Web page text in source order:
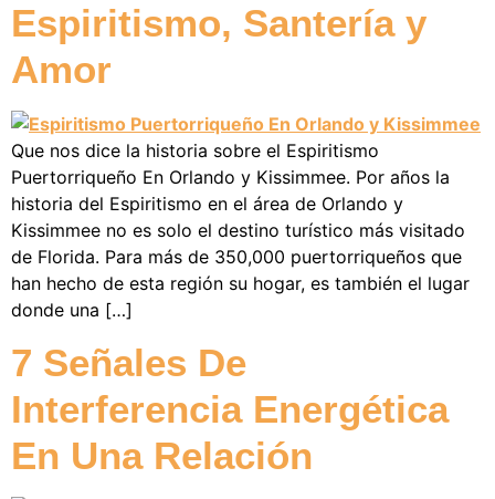
Espiritismo, Santería y
Amor
Que nos dice la historia sobre el Espiritismo
Puertorriqueño En Orlando y Kissimmee. Por años la
historia del Espiritismo en el área de Orlando y
Kissimmee no es solo el destino turístico más visitado
de Florida. Para más de 350,000 puertorriqueños que
han hecho de esta región su hogar, es también el lugar
donde una […]
7 Señales De
Interferencia Energética
En Una Relación